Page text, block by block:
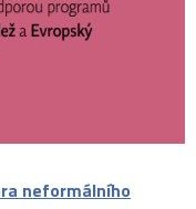
neformálního